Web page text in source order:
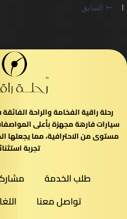
السابق
رحلة راقية الفخامة والراحة
سيارات فارهة مجهزة بأعلى
مستوى من الاحترافية، مما يجعلها
تجربة
طلب الخدمة
تواصل معنا